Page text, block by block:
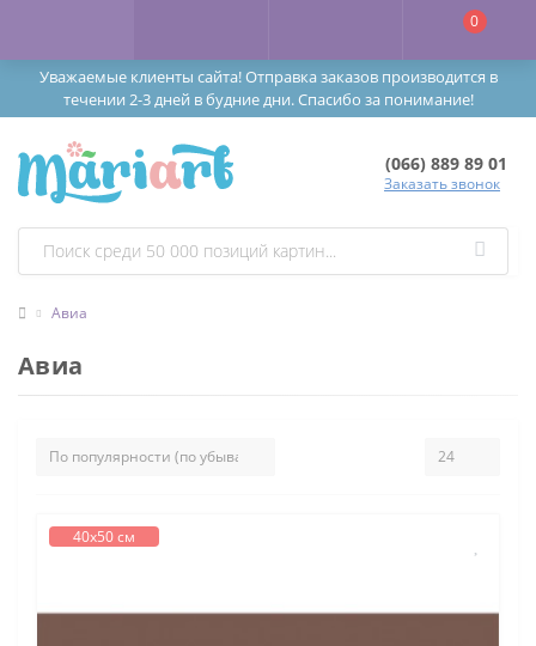
Уважаемые клиенты сайта! Отправка заказов производится в
течении 2-3 дней в будние дни. Спасибо за понимание!
0
(066) 889 89 01
Заказать звонок
Авиа
Авиа
40х50 см